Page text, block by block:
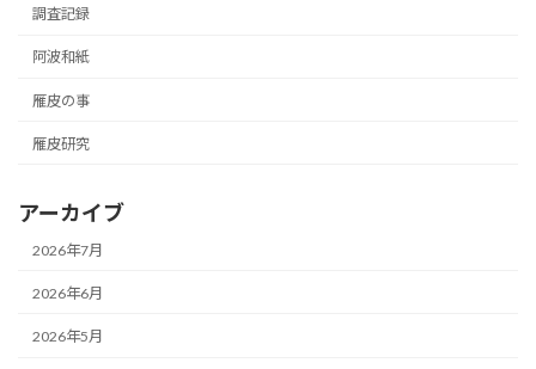
調査記録
阿波和紙
雁皮の事
雁皮研究
アーカイブ
2026年7月
2026年6月
2026年5月